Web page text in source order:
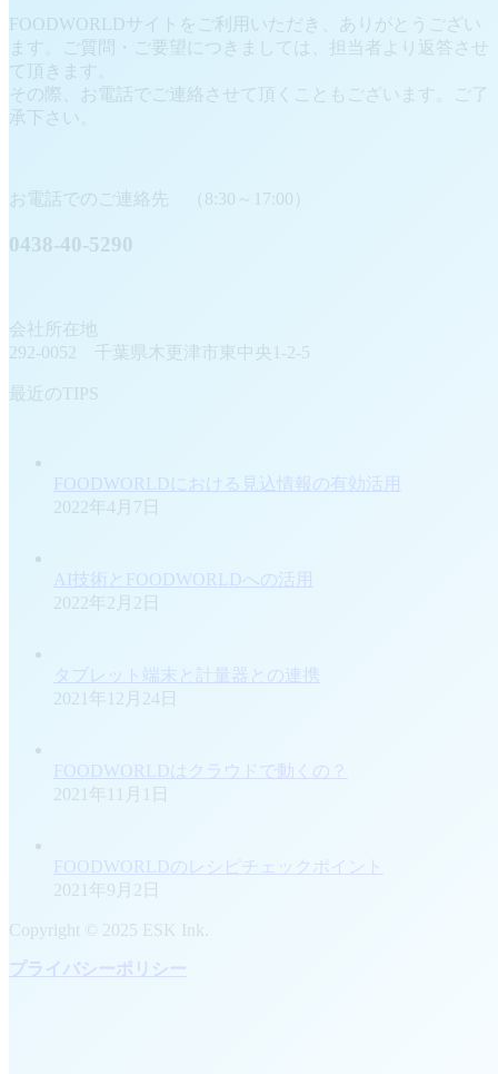
FOODWORLDサイトをご利用いただき、ありがとうござい
ます。ご質問・ご要望につきましては、担当者より返答させ
て頂きます。
その際、お電話でご連絡させて頂くこともございます。ご了
承下さい。
お電話でのご連絡先 （8:30～17:00）
0438-40-5290
会社所在地
292-0052 千葉県木更津市東中央1-2-5
最近のTIPS
FOODWORLDにおける見込情報の有効活用
2022年4月7日
AI技術とFOODWORLDへの活用
2022年2月2日
タブレット端末と計量器との連携
2021年12月24日
FOODWORLDはクラウドで動くの？
2021年11月1日
FOODWORLDのレシピチェックポイント
2021年9月2日
Copyright © 2025 ESK Ink.
プライバシーポリシー